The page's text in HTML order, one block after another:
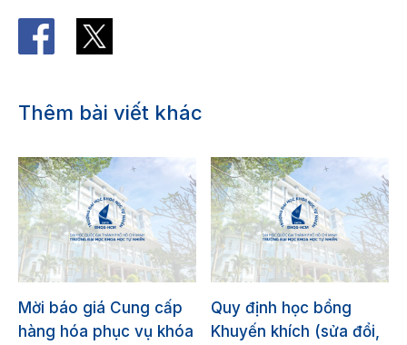
Thêm bài viết khác
Mời báo giá Cung cấp
hàng hóa phục vụ khóa
Quy định học bổng
Khuyến khích (sửa đổi,